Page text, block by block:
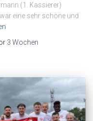
(1. Kassierer)
eine sehr schöne und
3 Wochen